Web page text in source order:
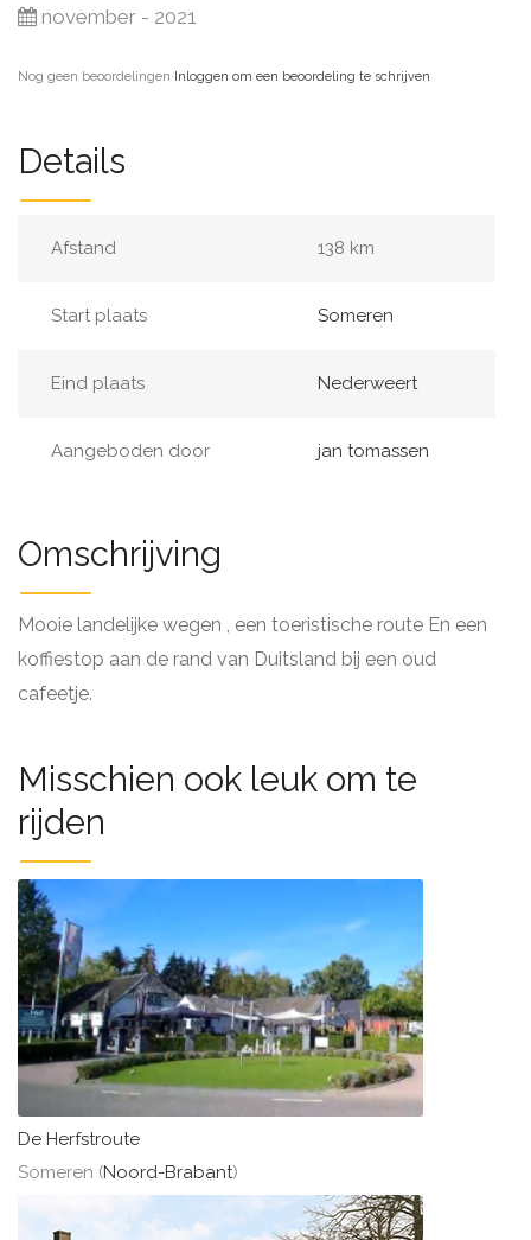
november - 2021
Nog geen beoordelingen·Inloggen om een beoordeling te schrijven
Details
Afstand 138 km
Start plaats Someren
Eind plaats Nederweert
Aangeboden door jan tomassen
Omschrijving
Mooie landelijke wegen , een toeristische route En een
koffiestop aan de rand van Duitsland bij een oud
cafeetje.
Misschien ook leuk om te
rijden
De Herfstroute
Someren (Noord-Brabant)